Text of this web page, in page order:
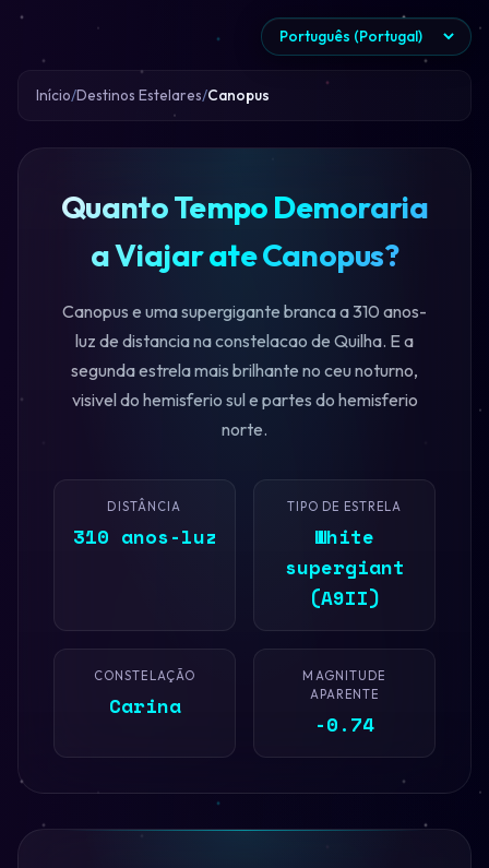
Início Destinos Estelares Canopus
Quanto Tempo Demoraria
a Viajar ate Canopus?
Canopus e uma supergigante branca a 310 anos-
luz de distancia na constelacao de Quilha. E a
segunda estrela mais brilhante no ceu noturno,
visivel do hemisferio sul e partes do hemisferio
norte.
DISTÂNCIA
310 anos-luz
TIPO DE ESTRELA
White
supergiant
(A9II)
CONSTELAÇÃO
Carina
MAGNITUDE
APARENTE
-0.74